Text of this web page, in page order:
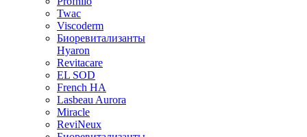
Twac
Viscoderm
Биоревитализанты
Hyaron
Revitacare
EL SOD
French HA
Lasbeau Aurora
Miracle
ReviNeux